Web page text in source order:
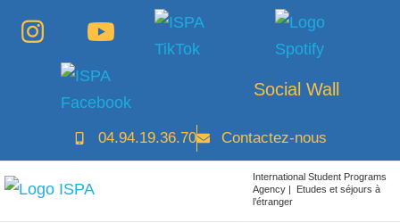
Social Wall
04.94.19.36.70 Contactez-nous
International Student Programs
Agency | Etudes et séjours à
l’étranger